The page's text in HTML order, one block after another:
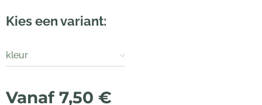
Kies een variant:
kleur
Vanaf 7,50 €